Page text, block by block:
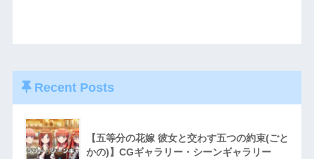
Recent Posts
【五等分の花嫁 彼女と交わす五つの約束(ごと
かの)】CGギャラリー・シーンギャラリー